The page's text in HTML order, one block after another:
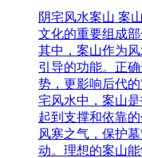
阴宅风水案山 案
文化的重要组成
其中，案山作为
引导的功能。正
势，更影响后代
宅风水中，案山
起到支撑和依靠
风寒之气，保护
动。理想的案山